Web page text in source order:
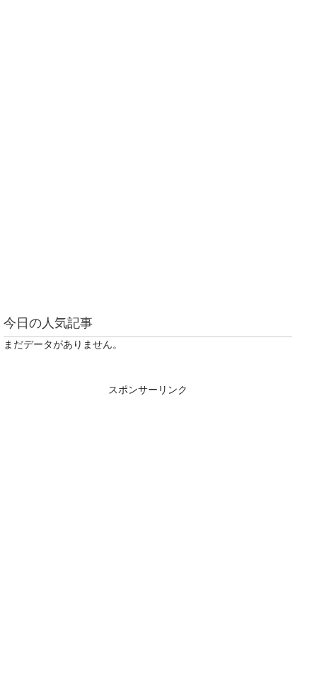
今日の人気記事
まだデータがありません。
スポンサーリンク